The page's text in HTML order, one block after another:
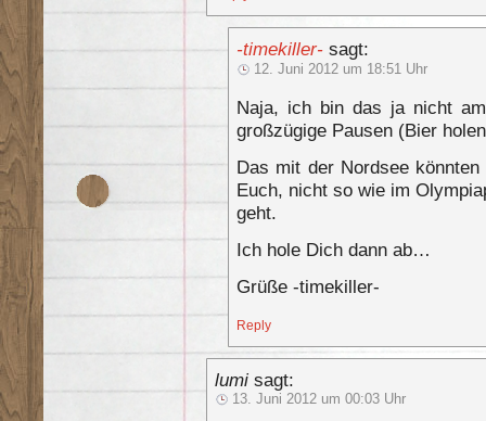
-timekiller- sagt:
12. Juni 2012 um 18:51 Uhr
Naja, ich bin das ja nicht
großzügige Pausen (Bier
Das mit der Nordsee
Euch, nicht so wie im
geht.
Ich hole Dich dann ab…
Grüße -timekiller-
Reply
lumi sagt:
13. Juni 2012 um 00:03 Uhr